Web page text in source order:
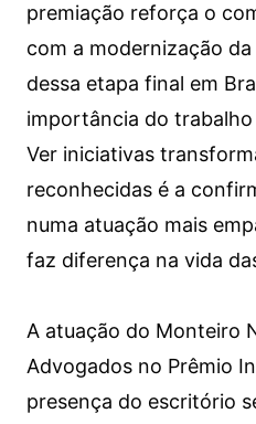
premiação reforça o
com a modernização
dessa etapa final em
importância do
Ver iniciativas
reconhecidas é a
numa atuação mais
faz diferença na vida
A atuação do Monteiro
Advogados no Prêmio
presença do escritório